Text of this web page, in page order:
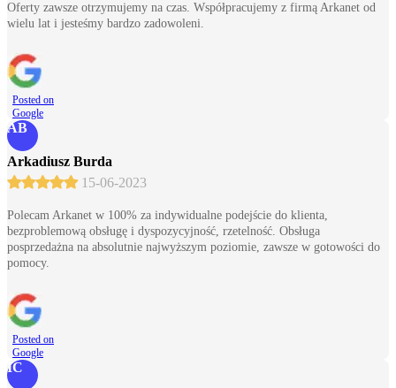
Oferty zawsze otrzymujemy na czas. Współpracujemy z firmą Arkanet od
wielu lat i jesteśmy bardzo zadowoleni.
Posted on
Google
AB
Arkadiusz Burda
15-06-2023
Polecam Arkanet w 100% za indywidualne podejście do klienta,
bezproblemową obsługę i dyspozycyjność, rzetelność. Obsługa
posprzedażna na absolutnie najwyższym poziomie, zawsze w gotowości do
pomocy.
Posted on
Google
IC